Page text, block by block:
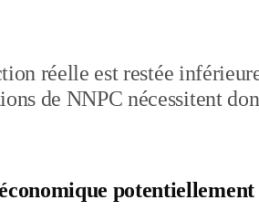
réelle est restée
de NNPC nécessitent